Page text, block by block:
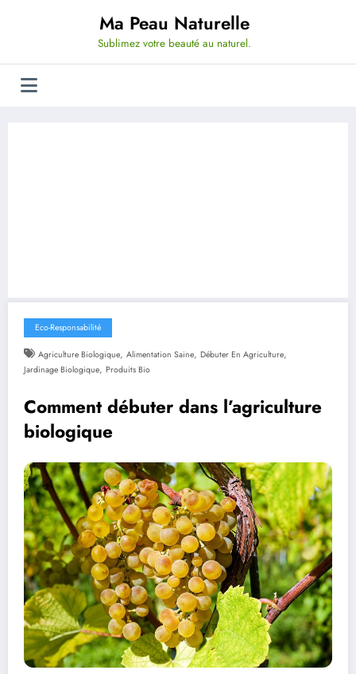
Ma Peau Naturelle
Sublimez votre beauté au naturel.
Eco-Responsabilité
Agriculture Biologique, Alimentation Saine, Débuter En Agriculture,
Jardinage Biologique, Produits Bio
Comment débuter dans l’agriculture
biologique